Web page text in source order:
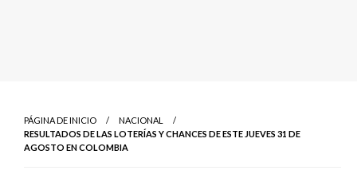
PÁGINA DE INICIO
NACIONAL
RESULTADOS DE LAS LOTERÍAS Y CHANCES DE ESTE JUEVES 31 DE
AGOSTO EN COLOMBIA